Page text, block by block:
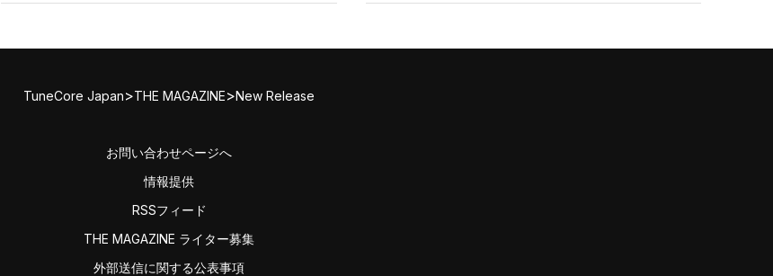
TuneCore Japan>THE MAGAZINE>New Release
お問い合わせページへ
情報提供
RSSフィード
THE MAGAZINE ライター募集
外部送信に関する公表事項